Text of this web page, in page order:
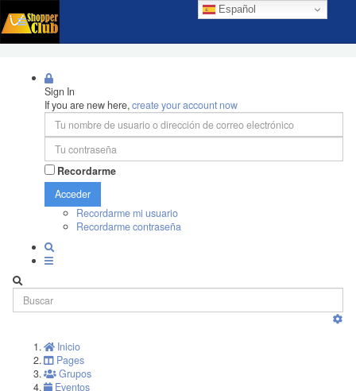
Español
Sign In
If you are new here,create your account now
Recordarme
Acceder
Recordarme mi usuario
Recordarme contraseña
Inicio
Pages
Grupos
Eventos